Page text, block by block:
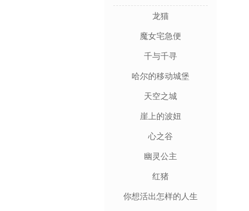
龙猫
魔女宅急便
千与千寻
哈尔的移动城堡
天空之城
崖上的波妞
心之谷
幽灵公主
红猪
你想活出怎样的人生